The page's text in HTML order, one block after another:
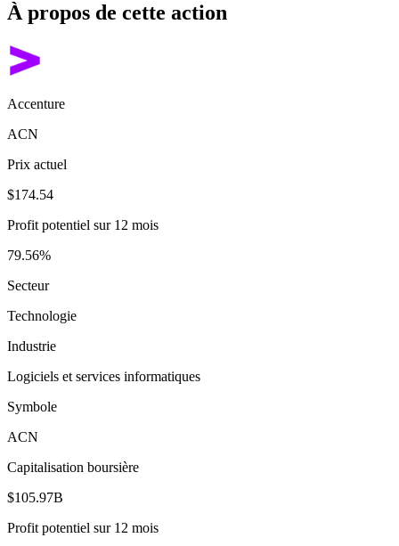
À propos de cette action
Accenture
ACN
Prix actuel
$174.54
Profit potentiel sur 12 mois
79.56%
Secteur
Technologie
Industrie
Logiciels et services informatiques
Symbole
ACN
Capitalisation boursière
$105.97B
Profit potentiel sur 12 mois